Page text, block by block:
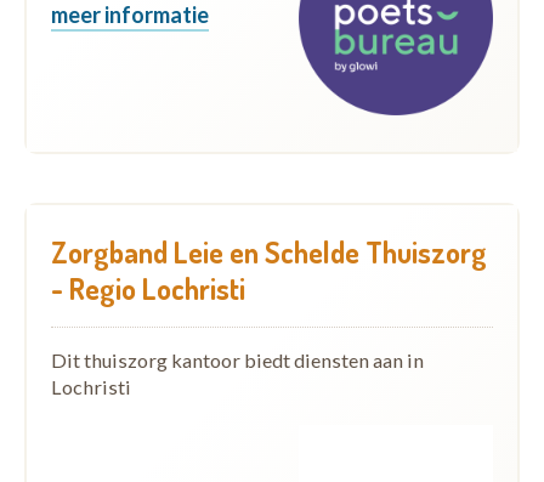
meer informatie
Zorgband Leie en Schelde Thuiszorg
- Regio Lochristi
Dit thuiszorg kantoor biedt diensten aan in
Lochristi